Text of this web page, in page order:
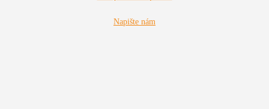
Napište nám